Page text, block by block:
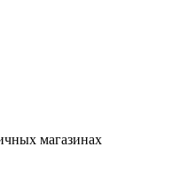
магазинах